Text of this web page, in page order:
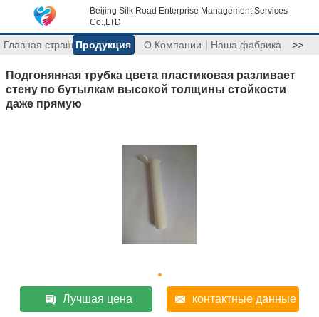
Beijing Silk Road Enterprise Management Services
Co.,LTD
Главная страницаПродукция О Компании Наша фабрика >>
Подгонянная трубка цвета пластиковая разливает
стену по бутылкам высокой толщины стойкости
даже прямую
Лучшая цена контактные данные